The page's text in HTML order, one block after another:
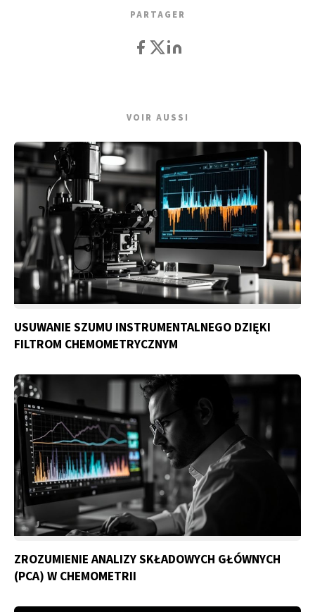
PARTAGER
VOIR AUSSI
USUWANIE SZUMU INSTRUMENTALNEGO DZIĘKI
FILTROM CHEMOMETRYCZNYM
ZROZUMIENIE ANALIZY SKŁADOWYCH GŁÓWNYCH
(PCA) W CHEMOMETRII